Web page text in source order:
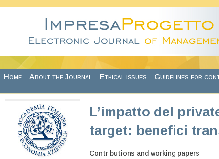
Home About the Journal Ethical issues Guidelines for
L’impatto del
target: benefici
Contributions and working papers